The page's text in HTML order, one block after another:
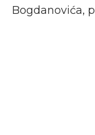
Bogdanovića,